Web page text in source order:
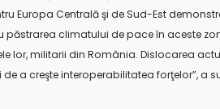
Europa Centrală şi de Sud-Est
climatului de pace în aceste
lor, militarii din România. Dislocarea
a creşte interoperabilitatea forţelor”, a